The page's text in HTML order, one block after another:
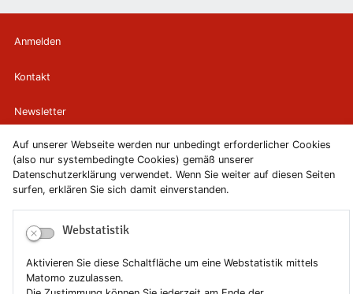
Auf unserer Webseite werden nur unbedingt erforderlicher Cookies
(also nur systembedingte Cookies) gemäß unserer
Datenschutzerklärung verwendet. Wenn Sie weiter auf diesen Seiten
surfen, erklären Sie sich damit einverstanden.
Webstatistik
Aktivieren Sie diese Schaltfläche um eine Webstatistik mittels
Matomo zuzulassen.
Anmelden
Kontakt
Newsletter
Newsletterabmeldung
Impressum
Leichte Sprache